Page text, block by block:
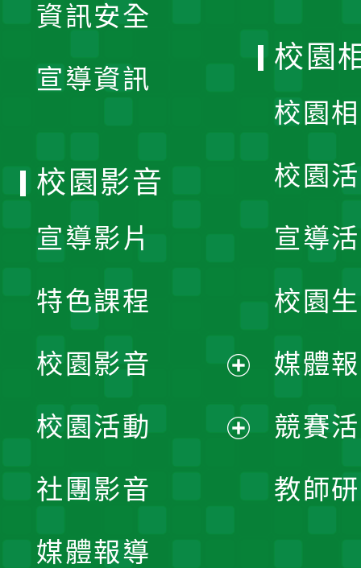
資訊安全
宣導資訊
校園
校園
校園
宣導
校園
媒體
競賽
教師
校園影音
宣導影片
特色課程
校園影音
開
校園活動
社團影音
媒體報導